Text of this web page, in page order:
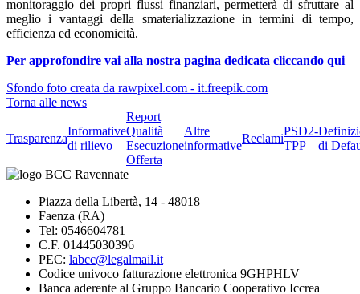
monitoraggio dei propri flussi finanziari, permetterà di sfruttare al
meglio i vantaggi della smaterializzazione in termini di tempo,
efficienza ed economicità.
Per approfondire vai alla nostra pagina dedicata cliccando qui
Sfondo foto creata da rawpixel.com - it.freepik.com
Torna alle news
Trasparenza
Informative
di rilievo
Report
Qualità
Esecuzione
Offerta
Altre
informative
Reclami
PSD2-
TPP
di
Piazza della Libertà, 14 - 48018
Faenza (RA)
Tel: 0546604781
C.F. 01445030396
PEC: labcc@legalmail.it
Codice univoco fatturazione elettronica 9GHPHLV
Banca aderente al Gruppo Bancario Cooperativo Iccrea